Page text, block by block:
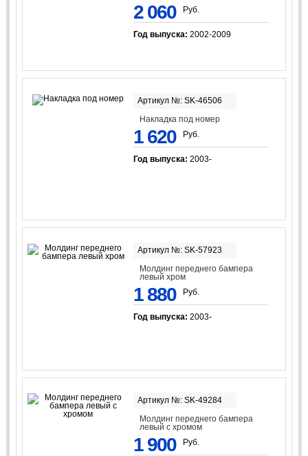
2 060 Руб.
Год выпуска: 2002-2009
Артикул №: SK-46506
Накладка под номер
1 620 Руб.
Год выпуска: 2003-
Артикул №: SK-57923
Молдинг переднего бампера
левый хром
1 880 Руб.
Год выпуска: 2003-
Артикул №: SK-49284
Молдинг переднего бампера
левый с хромом
1 900 Руб.